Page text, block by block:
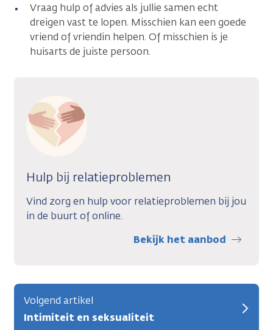
Vraag hulp of advies als jullie samen echt
dreigen vast te lopen. Misschien kan een goede
vriend of vriendin helpen. Of misschien is je
huisarts de juiste persoon.
Hulp bij relatieproblemen
Vind zorg en hulp voor relatieproblemen bij jou
in de buurt of online.
Bekijk het aanbod
Volgend artikel
Intimiteit en seksualiteit